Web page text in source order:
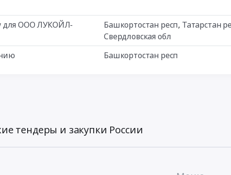
для ООО ЛУКОЙЛ-
Башкортостан респ, Татарстан
Свердловская обл
Башкортостан респ
тендеры и закупки России